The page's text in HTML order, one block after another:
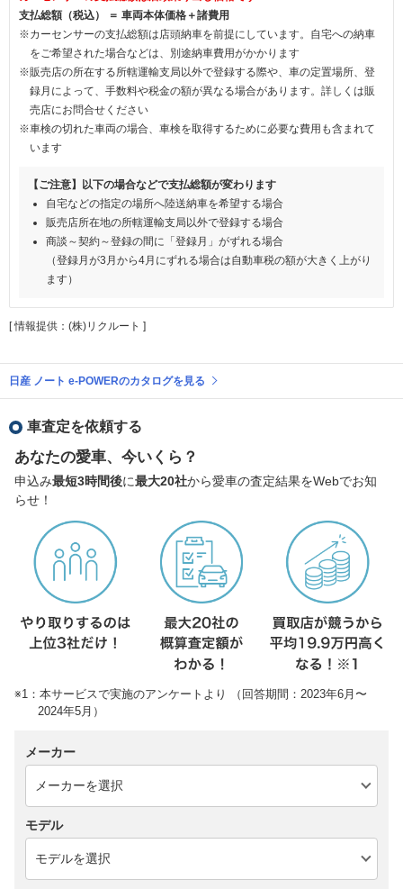
支払総額（税込） ＝ 車両本体価格＋諸費用
※カーセンサーの支払総額は店頭納車を前提にしています。自宅への納車
をご希望された場合などは、別途納車費用がかかります
※販売店の所在する所轄運輸支局以外で登録する際や、車の定置場所、登
録月によって、手数料や税金の額が異なる場合があります。詳しくは販
売店にお問合せください
※車検の切れた車両の場合、車検を取得するために必要な費用も含まれて
います
【ご注意】以下の場合などで支払総額が変わります
自宅などの指定の場所へ陸送納車を希望する場合
販売店所在地の所轄運輸支局以外で登録する場合
商談～契約～登録の間に「登録月」がずれる場合
（登録月が3月から4月にずれる場合は自動車税の額が大きく上がり
ます）
[ 情報提供：(株)リクルート ]
日産 ノート e-POWERのカタログを見る
車査定を依頼する
あなたの愛車、今いくら？
申込み最短3時間後に最大20社から愛車の査定結果をWebでお知
らせ！
※1：本サービスで実施のアンケートより （回答期間：2023年6月〜
2024年5月）
メーカー
モデル